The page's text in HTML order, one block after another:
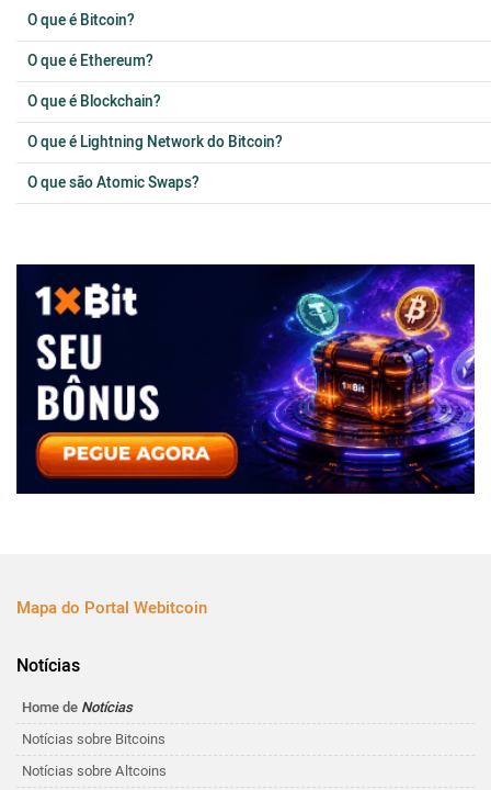
O que é Bitcoin?
O que é Ethereum?
O que é Blockchain?
O que é Lightning Network do Bitcoin?
O que são Atomic Swaps?
Mapa do Portal Webitcoin
Notícias
Home de Notícias
Notícias sobre Bitcoins
Notícias sobre Altcoins